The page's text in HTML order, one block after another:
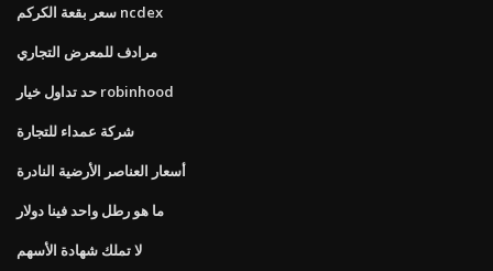
سعر بقعة الكركم ncdex
مرادف للمعرض التجاري
حد تداول خيار robinhood
شركة عمداء للتجارة
أسعار العناصر الأرضية النادرة
ما هو رطل واحد فينا دولار
لا تملك شهادة الأسهم